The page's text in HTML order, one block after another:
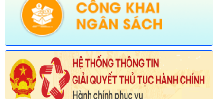
được sửa đổi, bổ sung lĩnh vực an toàn bức xạ và hạt nhân
thuộc phạm vi chức năng quản lý của Sở Khoa học và Công
nghệ)
Ngày ban hành: (30/07/2026)
Số:678/TB-UBND
Tên:(Thông báo về việc công bố Danh mục thủ tục hành chính
mới ban hành và bị bãi bỏ lĩnh vực Viên chức thuộc phạm vi
chức năng quản lý của Sở Nội vụ)
Ngày ban hành: (30/07/2026)